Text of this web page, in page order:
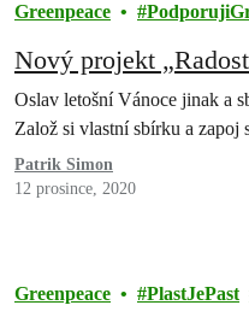
Greenpeace
Nový projekt
Oslav letošní Vánoce jinak a
Založ si vlastní sbírku a zapoj
Patrik Simon
12 prosince, 2020
Greenpeace PlastJePast